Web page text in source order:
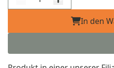
In den